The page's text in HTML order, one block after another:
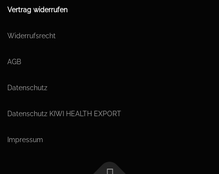
Vertrag widerrufen
Widerrufsrecht
AGB
Datenschutz
Datenschutz KIWI HEALTH EXPORT
Impressum